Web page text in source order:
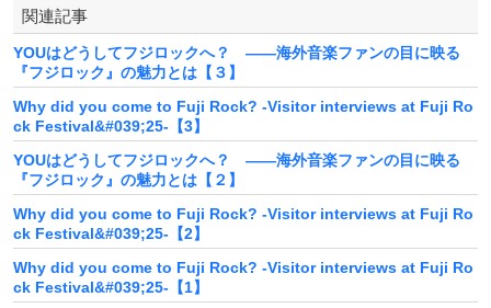
関連記事
YOUはどうしてフジロックへ？ ――海外音楽ファンの目に映る
『フジロック』の魅力とは【３】
Why did you come to Fuji Rock? -Visitor interviews at Fuji Ro
ck Festival&#039;25-【3】
YOUはどうしてフジロックへ？ ――海外音楽ファンの目に映る
『フジロック』の魅力とは【２】
Why did you come to Fuji Rock? -Visitor interviews at Fuji Ro
ck Festival&#039;25-【2】
Why did you come to Fuji Rock? -Visitor interviews at Fuji Ro
ck Festival&#039;25-【1】